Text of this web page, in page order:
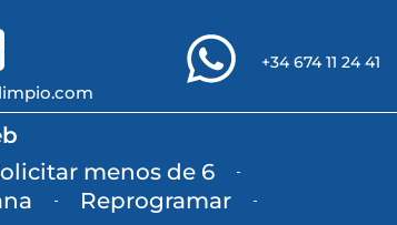
+34 674 11 24 41
menos de 6
Reprogramar